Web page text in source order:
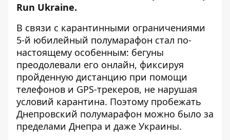
Run Ukraine.
В связи с карантинными ограничениями
5-й юбилейный полумарафон стал по-
настоящему особенным: бегуны
преодолевали его онлайн, фиксируя
пройденную дистанцию ​​при помощи
телефонов и GPS-трекеров, не нарушая
условий карантина. Поэтому пробежать
Днепровский полумарафон можно было за
пределами Днепра и даже Украины.